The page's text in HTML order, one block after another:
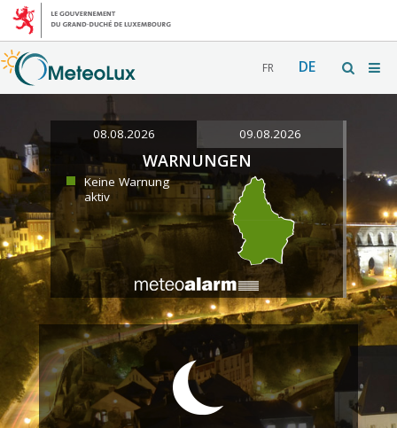
FR DE
08.08.2026 09.08.2026
WARNUNGEN
Keine Warnung
aktiv